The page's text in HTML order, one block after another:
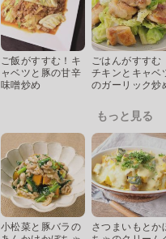
ご飯がすすむ！キ
ャベツと豚の甘辛
味噌炒め
ごはんがすすむ
チキンとキャベ
のガーリック炒
もっと見る
小松菜と豚バラの
さつまいもとか